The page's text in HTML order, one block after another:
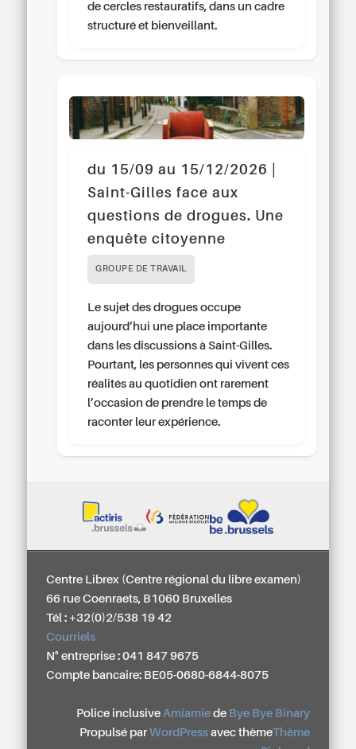
de cercles restauratifs, dans un cadre
structuré et bienveillant.
du 15/09 au 15/12/2026 |
Saint-Gilles face aux
questions de drogues. Une
enquête citoyenne
GROUPE DE TRAVAIL
Le sujet des drogues occupe
aujourd’hui une place importante
dans les discussions à Saint-Gilles.
Pourtant, les personnes qui vivent ces
réalités au quotidien ont rarement
l’occasion de prendre le temps de
raconter leur expérience.
Centre Librex (Centre régional du libre examen)
66 rue Coenraets, B1060 Bruxelles
Tél : +32(0)2/538 19 42
Courriels
N° entreprise : 041 847 9675
Compte bancaire: BE05-0680-6844-8075
Police inclusive Amiamiede Bye Bye Binary
Propulsé par WordPressavec thèmeThème